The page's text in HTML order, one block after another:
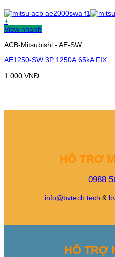
+
View nhanh
ACB-Mitsubishi - AE-SW
AE1250-SW 3P 1250A 65kA FIX
1.000 VNĐ
HỖ TRỢ
0988
info@bvtech.tech &
HỖ TRỢ